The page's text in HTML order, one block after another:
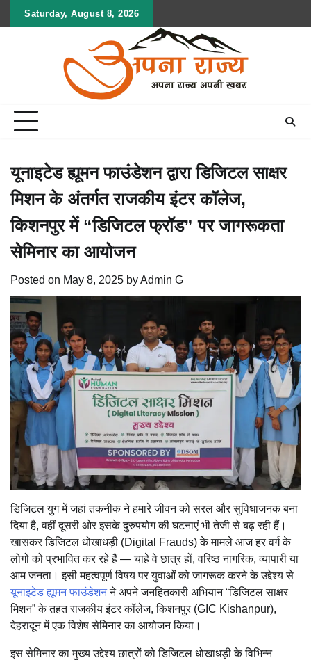
Saturday, August 8, 2026
यूनाइटेड ह्यूमन फाउंडेशन द्वारा डिजिटल साक्षर
मिशन के अंतर्गत राजकीय इंटर कॉलेज,
किशनपुर में “डिजिटल फ्रॉड” पर जागरूकता
सेमिनार का आयोजन
Posted on May 8, 2025 byAdmin G
डिजिटल युग में जहां तकनीक ने हमारे जीवन को सरल और सुविधाजनक बना
दिया है, वहीं दूसरी ओर इसके दुरुपयोग की घटनाएं भी तेजी से बढ़ रही हैं।
खासकर डिजिटल धोखाधड़ी (Digital Frauds) के मामले आज हर वर्ग के
लोगों को प्रभावित कर रहे हैं — चाहे वे छात्र हों, वरिष्ठ नागरिक, व्यापारी या
आम जनता। इसी महत्वपूर्ण विषय पर युवाओं को जागरूक करने के उद्देश्य से
यूनाइटेड ह्यूमन फाउंडेशनने अपने जनहितकारी अभियान “डिजिटल साक्षर
मिशन” के तहत राजकीय इंटर कॉलेज, किशनपुर (GIC Kishanpur),
देहरादून में एक विशेष सेमिनार का आयोजन किया।
इस सेमिनार का मुख्य उद्देश्य छात्रों को डिजिटल धोखाधड़ी के विभिन्न